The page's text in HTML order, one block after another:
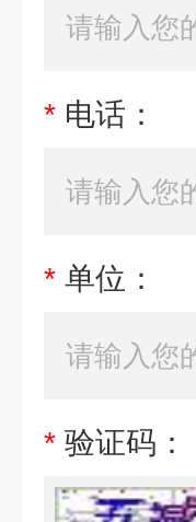
* 电话：
* 单位：
* 验证码：